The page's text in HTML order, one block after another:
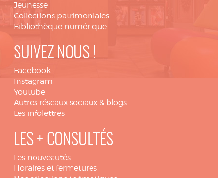
Jeunesse
Collections patrimoniales
Bibliothèque numérique
SUIVEZ NOUS !
Facebook
Instagram
Youtube
Autres réseaux sociaux & blogs
Les infolettres
LES + CONSULTÉS
Les nouveautés
Horaires et fermetures